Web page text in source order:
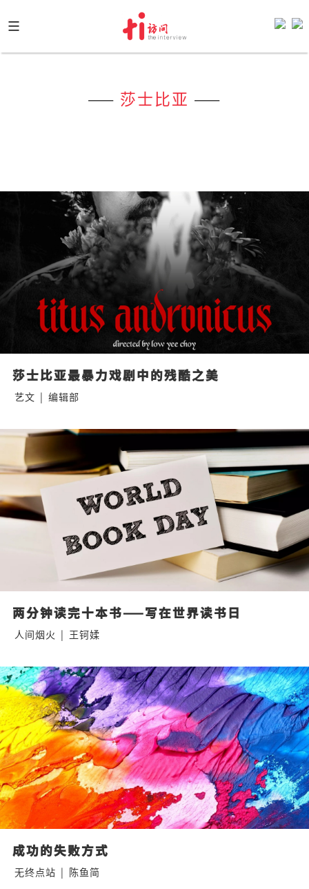
to
content
—— 莎士比亚 ——
莎士比亚最暴力戏剧中的残酷之美
艺文 | 编辑部
两分钟读完十本书——写在世界读书日
人间烟火 | 王钶媃
成功的失败方式
无终点站 | 陈鱼简